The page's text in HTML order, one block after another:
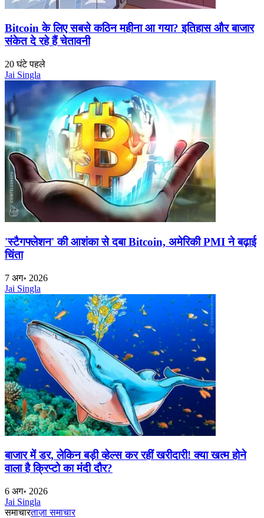
Bitcoin के लिए सबसे कठिन महीना आ गया? इतिहास और बाजार
संकेत दे रहे हैं चेतावनी
20 घंटे पहले
Jai Singla
'स्टैगफ्लेशन' की आशंका से दबा Bitcoin, अमेरिकी PMI ने बढ़ाई
चिंता
7 अग॰ 2026
Jai Singla
बाजार में डर, लेकिन बड़ी व्हेल्स कर रहीं खरीदारी! क्या खत्म होने
वाला है क्रिप्टो का मंदी दौर?
6 अग॰ 2026
Jai Singla
समाचारताज़ा समाचार